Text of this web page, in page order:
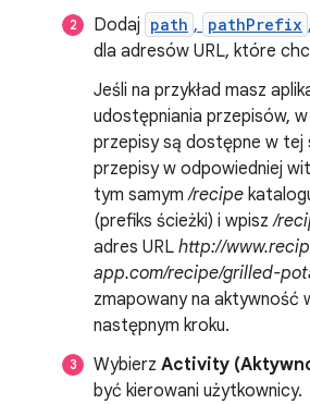
Dodaj path , pathPrefix
dla adresów URL, które
Jeśli na przykład masz
udostępniania przepisów,
przepisy są dostępne w tej
przepisy w odpowiedniej
tym samym/recipe
(prefiks ścieżki) i wpisz/
adres URL http://
app.com/recipe/grilled-
zmapowany na aktywność
następnym kroku.
Wybierz Activity
być kierowani użytkownicy.